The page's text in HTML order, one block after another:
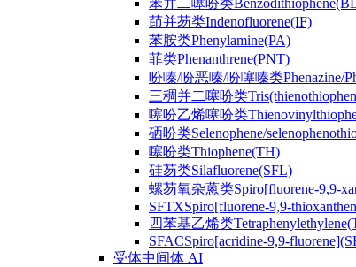
苯并二噻吩类
茚并芴类Indenofluorene(IF)
苯胺类Phenylamine(PA)
菲类Phenanthrene(PNT)
吩嗪/吩恶嗪/吩噻嗪类Phenazine/
三稠并二噻吩类
噻吩乙烯噻吩类
硒吩类Selenophene/
噻吩类Thiophene(TH)
硅芴类Silafluorene(SFL)
螺芴氧杂蒽类Spiro[fluorene-9,9-
SFTXSpiro[fluorene-9,9-
四苯基乙烯类
SFACSpiro[acridine-9,9-
受体中间体 AI